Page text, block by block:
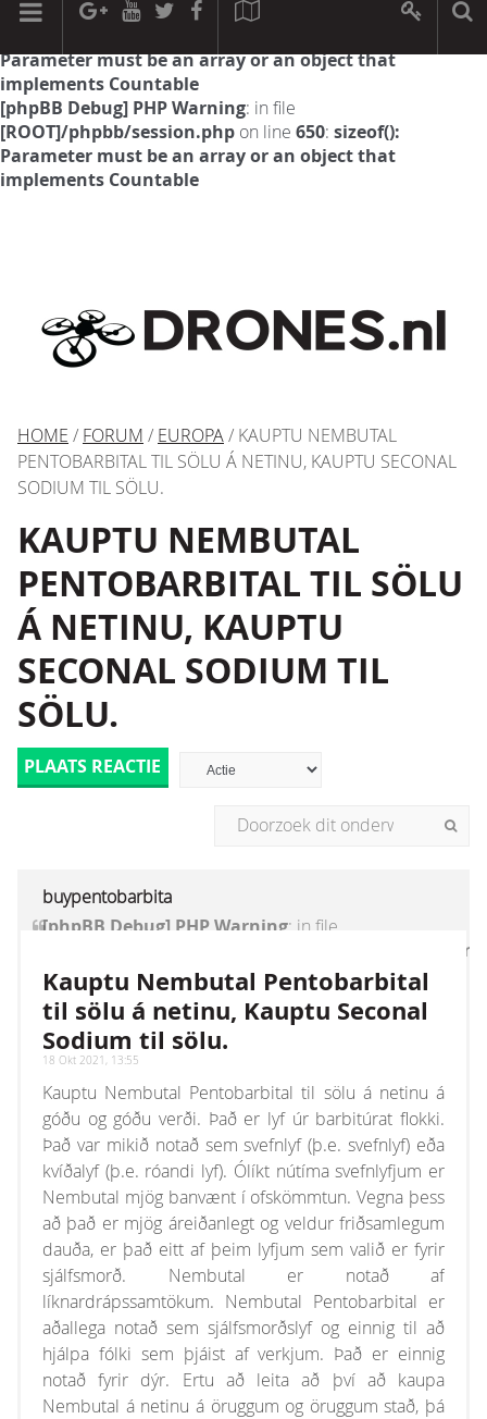
[phpBB Debug] PHP Warning: in file
Parameter must be an array or an object that
implements Countable
[phpBB Debug] PHP Warning: in file
[ROOT]/phpbb/session.php on line 650: sizeof():
Parameter must be an array or an object that
implements Countable
HOME / FORUM / EUROPA/ KAUPTU NEMBUTAL
PENTOBARBITAL TIL SÖLU Á NETINU, KAUPTU SECONAL
SODIUM TIL SÖLU.
KAUPTU NEMBUTAL
PENTOBARBITAL TIL SÖLU
Á NETINU, KAUPTU
SECONAL SODIUM TIL
SÖLU.
PLAATS REACTIE
buypentobarbita
[phpBB Debug] PHP Warning: in file
[ROOT]/vendor/twig/twig/lib/Twig/Extension/
on line1236 :count(): Parameter must be an
array or an object that implements Countable
Kauptu Nembutal Pentobarbital
til sölu á netinu, Kauptu Seconal
Sodium til sölu.
18 Okt 2021, 13:55
Kauptu Nembutal Pentobarbital til sölu á netinu á
góðu og góðu verði. Það er lyf úr barbitúrat flokki.
Það var mikið notað sem svefnlyf (þ.e. svefnlyf) eða
kvíðalyf (þ.e. róandi lyf). Ólíkt nútíma svefnlyfjum er
Nembutal mjög banvænt í ofskömmtun. Vegna þess
að það er mjög áreiðanlegt og veldur friðsamlegum
dauða, er það eitt af þeim lyfjum sem valið er fyrir
sjálfsmorð. Nembutal er notað af
líknardrápssamtökum. Nembutal Pentobarbital er
aðallega notað sem sjálfsmorðslyf og einnig til að
hjálpa fólki sem þjáist af verkjum. Það er einnig
notað fyrir dýr. Ertu að leita að því að kaupa
Nembutal á netinu á öruggum og öruggum stað, þá